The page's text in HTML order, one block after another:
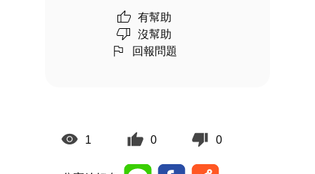
有幫助
沒幫助
回報問題
1 0 0